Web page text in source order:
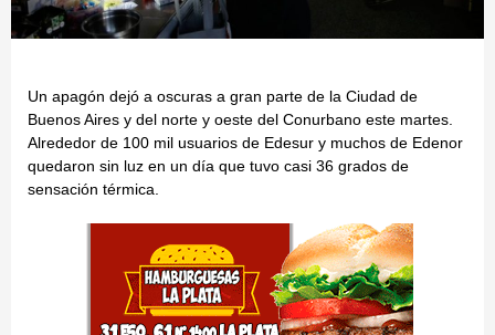
Un apagón dejó a oscuras a gran parte de la Ciudad de
Buenos Aires y del norte y oeste del Conurbano este martes.
Alrededor de 100 mil usuarios de Edesur y muchos de Edenor
quedaron sin luz en un día que tuvo casi 36 grados de
sensación térmica.